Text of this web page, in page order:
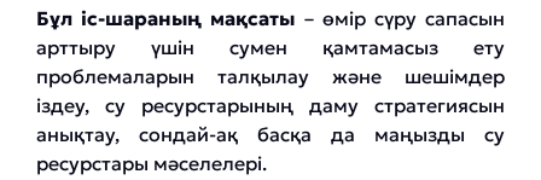
Бұл іс-шараның мақсаты – өмір сүру сапасын
арттыру үшін сумен қамтамасыз ету
проблемаларын талқылау және шешімдер
іздеу, су ресурстарының даму стратегиясын
анықтау, сондай-ақ басқа да маңызды су
ресурстары мәселелері.